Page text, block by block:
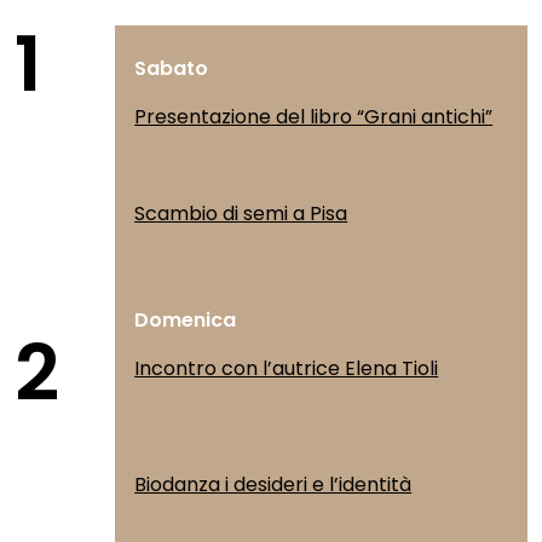
1
Sabato
Presentazione del libro “Grani antichi”
Scambio di semi a Pisa
2
Domenica
Incontro con l’autrice Elena Tioli
Biodanza i desideri e l’identità